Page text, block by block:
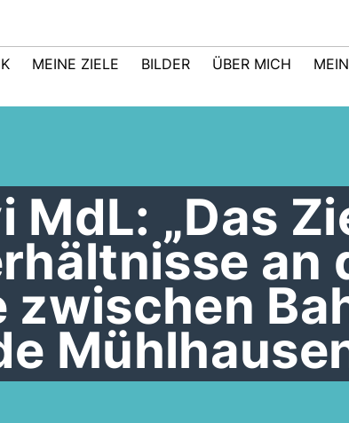
MEINE ZIELE BILDER ÜBER MICH
MdL: „Das
an